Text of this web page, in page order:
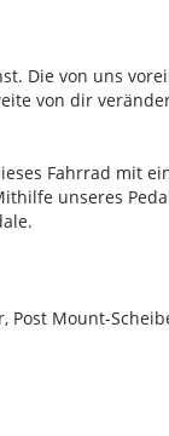
Die von uns
von dir
Fahrrad mit
unseres
Mount-